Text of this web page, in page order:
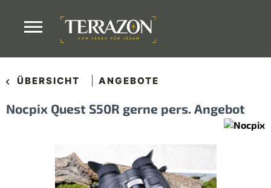
ÜBERSICHT ANGEBOTE
Nocpix Quest S50R gerne pers. Angebot